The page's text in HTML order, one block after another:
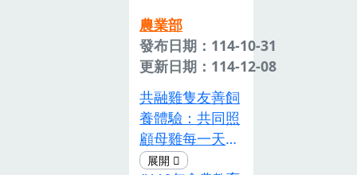
1.以桃園在地特
色農產品芥菜
(長年菜)的前世
今生，來引導學
生認識臺灣家家
戶戶必吃年菜-
長年菜，也是桃
農業部
發布日期：114-10-31
更新日期：114-12-08
共融雞隻友善飼
養體驗：共同照
顧母雞每一天共
融體驗1.邀請3